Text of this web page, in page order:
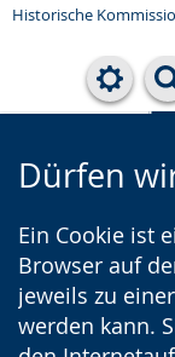
Historische
Dürfen
Ein Cookie ist
Browser auf
jeweils zu
werden kann.